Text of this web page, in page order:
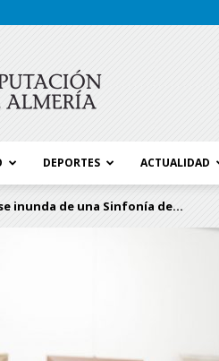
DEPORTES ACTUALIDAD
inunda de una Sinfonía de...